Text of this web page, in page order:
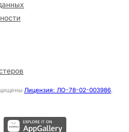
Лицензия: ЛО-78-02-003986,